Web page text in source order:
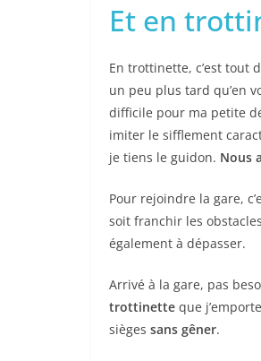
Et en
En trottinette, c’est tout
un peu plus tard qu’en
difficile pour ma petite
imiter le sifflement
je tiens le guidon. Nous
Pour rejoindre la gare,
soit franchir les
également à dépasser.
Arrivé à la gare, pas
trottinette que
sièges sans gêner.